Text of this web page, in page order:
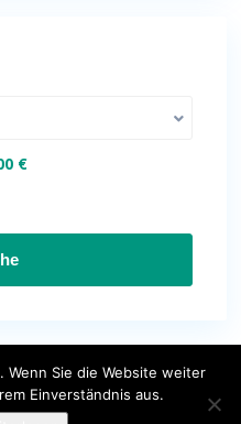
€
Wenn Sie die Website weiter
Einverständnis aus.